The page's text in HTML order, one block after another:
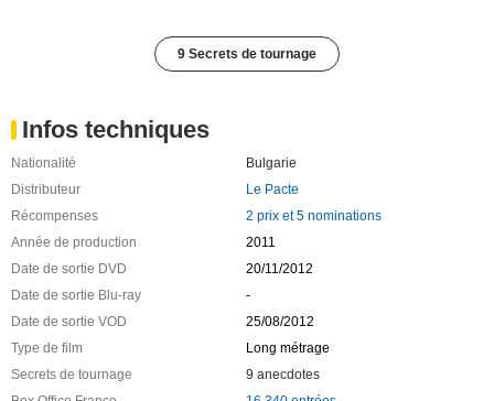
9 Secrets de tournage
Infos techniques
Nationalité
Bulgarie
Distributeur
Le Pacte
Récompenses
2 prix et 5 nominations
Année de production
2011
Date de sortie DVD
20/11/2012
Date de sortie Blu-ray
-
Date de sortie VOD
25/08/2012
Type de film
Long métrage
Secrets de tournage
9 anecdotes